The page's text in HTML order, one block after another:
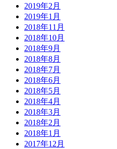
2019年2月
2019年1月
2018年11月
2018年10月
2018年9月
2018年8月
2018年7月
2018年6月
2018年5月
2018年4月
2018年3月
2018年2月
2018年1月
2017年12月